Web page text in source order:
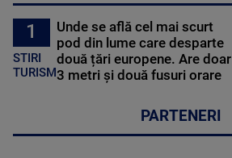
1
STIRI
TURISM
Unde se află cel mai scurt
pod din lume care desparte
două țări europene. Are doar
3 metri și două fusuri orare
PARTENERI